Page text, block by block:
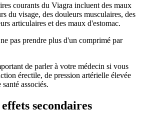
courants du Viagra incluent des maux
du visage, des douleurs musculaires, des
articulaires et des maux d'estomac.
pas prendre plus d'un comprimé par
de parler à votre médecin si vous
érectile, de pression artérielle élevée
associés.
secondaires